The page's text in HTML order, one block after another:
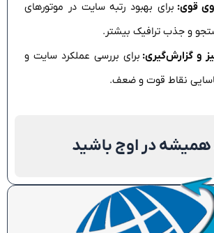
قوی: برای بهبود رتبه سایت در موتورهای
و جذب ترافیک بیشتر.
و گزارش‌گیری: برای بررسی عملکرد سایت و
نقاط قوت و ضعف.
همیشه در اوج باشید